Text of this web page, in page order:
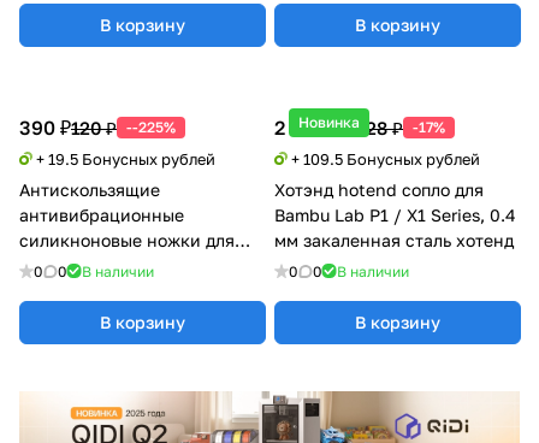
В корзину
390 ₽120 ₽ --225%
+ 19.5 Бонусных рублей
Антискользящие
антивибрационные
силикноновые ножки для
BambuLab X1/P1
0 0 В наличии
В корзину
Новинка
2 190 ₽2 628 ₽ -17%
+ 109.5 Бонусных рублей
Хотэнд hotend сопло для
Bambu Lab P1 / X1 Series, 0.4
мм закаленная сталь хотенд
0 0 В наличии
В корзину
В корзину